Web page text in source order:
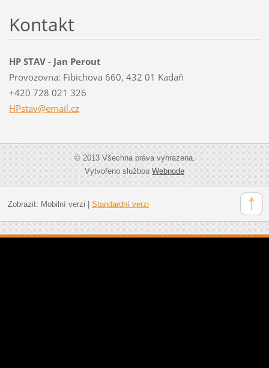
Kontakt
HP STAV - Jan Perout
Provozovna: Fibichova 660, 432 01 Kadaň
+420 728 021 326
HPstav@email.cz
© 2013 Všechna práva vyhrazena.
Vytvořeno službouWebnode
Zobrazit: Mobilní verzi Standardní verzi